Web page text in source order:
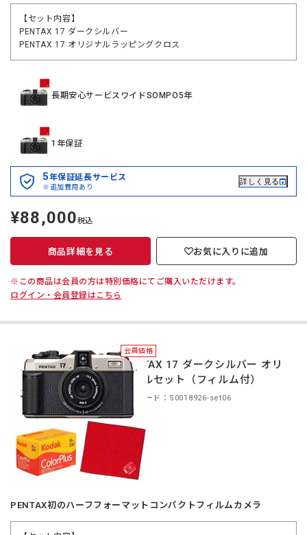
【セット内容】
PENTAX 17 ダークシルバー
PENTAX 17 オリジナルラッピングクロス
長期安心サービスワイドSOMPO5年
1年保証
5年保証延長サービス
※追加費用あり
詳しく見る
定
価
¥88,000税込
商品詳細を見る お気に入りに追加
※この商品は会員の方は特別価格にてご購入いただけます。
ログイン・会員登録はこちら
会員価格
PENTAX 17 ダークシルバー オリ
ジナルセット（フィルム付）
商品コード：S0018926-set06
PENTAX初のハーフフォーマットコンパクトフィルムカメラ